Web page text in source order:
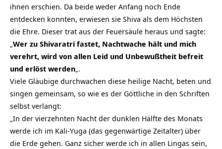
ihnen erschien. Da beide weder Anfang noch Ende
entdecken konnten, erwiesen sie Shiva als dem Höchsten
die Ehre. Dieser trat aus der Feuersäule heraus und sagte:
„Wer zu Shivaratri fastet, Nachtwache hält und mich
verehrt, wird von allen Leid und Unbewußtheit befreit
und erlöst werden„.
Viele Gläubige durchwachen diese heilige Nacht, beten und
singen gemeinsam, so wie es der Göttliche in den Schriften
selbst verlangt:
„In der vierzehnten Nacht der dunklen Hälfte des Monats
werde ich im Kali-Yuga (das gegenwärtige Zeitalter) über
die Erde gehen. Ganz sicher werde ich in allen Lingas sein,